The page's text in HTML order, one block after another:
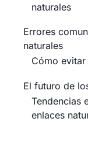
naturales
Errores
naturales
Cómo
El futuro de
Tendencias
enlaces